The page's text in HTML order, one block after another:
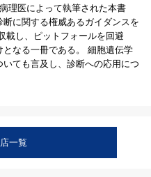
理医によって執筆された本書
に関する権威あるガイダンスを
載し、ピットフォールを回避
なる一冊である。 細胞遺伝学
ても言及し、診断への応用につ
一覧